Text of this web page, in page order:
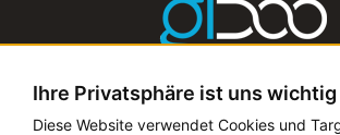
Ihre Privatsphäre ist uns wichtig
Diese Website verwendet Cookies und
Die Verwaltungs-Software für alle